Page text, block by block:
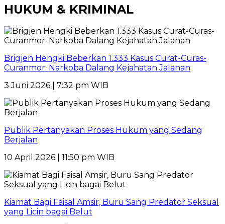
HUKUM & KRIMINAL
Brigjen Hengki Beberkan 1.333 Kasus Curat-Curas-
Curanmor: Narkoba Dalang Kejahatan Jalanan
3 Juni 2026 | 7:32 pm WIB
Publik Pertanyakan Proses Hukum yang Sedang
Berjalan
10 April 2026 | 11:50 pm WIB
Kiamat Bagi Faisal Amsir, Buru Sang Predator Seksual
yang Licin bagai Belut